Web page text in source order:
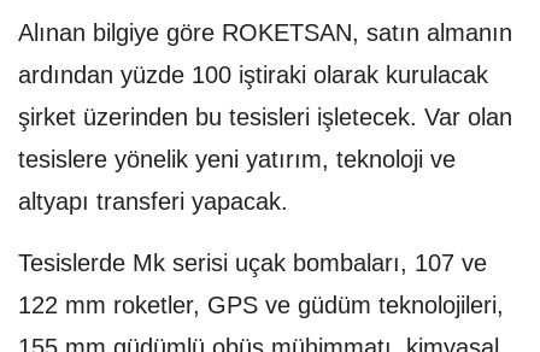
Alınan bilgiye göre ROKETSAN, satın almanın
ardından yüzde 100 iştiraki olarak kurulacak
şirket üzerinden bu tesisleri işletecek. Var olan
tesislere yönelik yeni yatırım, teknoloji ve
altyapı transferi yapacak.
Tesislerde Mk serisi uçak bombaları, 107 ve
122 mm roketler, GPS ve güdüm teknolojileri,